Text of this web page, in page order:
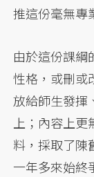
推這份毫無專
由於這份課綱
性格，或刪或
放給師生發揮
上；內容上
料，採取了陳
一年多來始終